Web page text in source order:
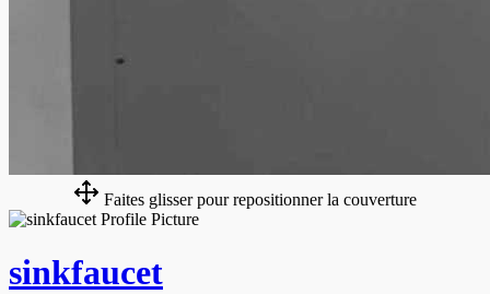
Faites glisser pour repositionner la couverture
sinkfaucet